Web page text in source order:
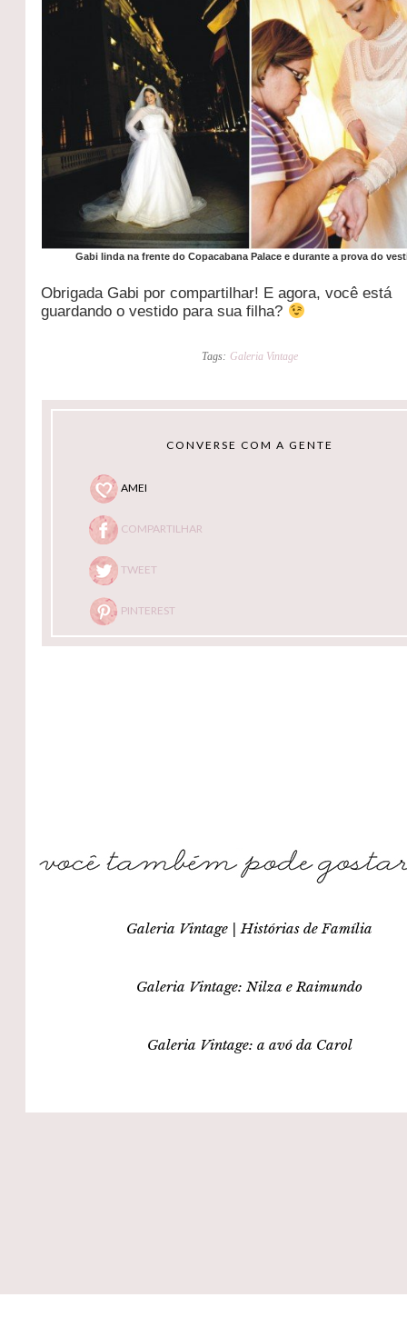
Gabi linda na frente do Copacabana Palace e durante a prova do
Obrigada Gabi por compartilhar! E agora, você está
guardando o vestido para sua filha?
Tags: Galeria Vintage
CONVERSE COM A GENTE
AMEI
COMPARTILHAR
TWEET
PINTEREST
Galeria Vintage | Histórias de Família
Galeria Vintage: Nilza e Raimundo
Galeria Vintage: a avó da Carol